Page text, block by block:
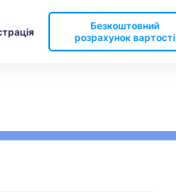
Безкоштовний
розрахунок вартості